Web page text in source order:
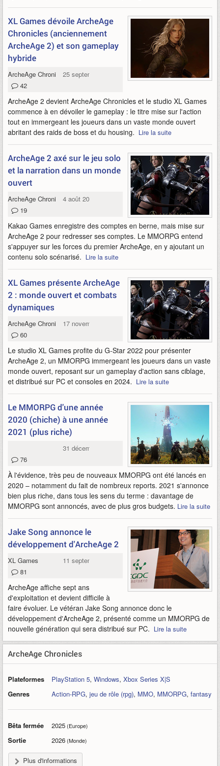
XL Games dévoile ArcheAge
Chronicles (anciennement
ArcheAge 2) et son gameplay
hybride
ArcheAge Chronicles25 septembre 2024
42
ArcheAge 2 devient ArcheAge Chronicles et le studio XL Games
commence à en dévoiler le gameplay : le titre mise sur l'action
tout en immergeant les joueurs dans un vaste monde ouvert
abritant des raids de boss et du housing. Lire la suite
ArcheAge 2 axé sur le jeu solo
et la narration dans un monde
ouvert
ArcheAge Chronicles4 août 2023
19
Kakao Games enregistre des comptes en berne, mais mise sur
ArcheAge 2 pour redresser ses comptes. Le MMORPG entend
s'appuyer sur les forces du premier ArcheAge, en y ajoutant un
contenu solo scénarisé. Lire la suite
XL Games présente ArcheAge
2 : monde ouvert et combats
dynamiques
ArcheAge Chronicles17 novembre 2022
60
Le studio XL Games profite du G-Star 2022 pour présenter
ArcheAge 2, un MMORPG immergeant les joueurs dans un vaste
monde ouvert, reposant sur un gameplay d'action sans ciblage,
et distribué sur PC et consoles en 2024. Lire la suite
Le MMORPG d'une année
2020 (chiche) à une année
2021 (plus riche)
31 décembre 2020
76
À l'évidence, très peu de nouveaux MMORPG ont été lancés en
2020 – notamment du fait de nombreux reports. 2021 s'annonce
bien plus riche, dans tous les sens du terme : davantage de
MMORPG sont annoncés, avec de plus gros budgets. Lire la suite
Jake Song annonce le
développement d'ArcheAge 2
XL Games
11 septembre 2020
81
ArcheAge affiche sept ans
d'exploitation et devient difficile à
faire évoluer. Le vétéran Jake Song annonce donc le
développement d'ArcheAge 2, présenté comme un MMORPG de
nouvelle génération qui sera distribué sur PC. Lire la suite
ArcheAge Chronicles
Plateformes PlayStation 5, Windows, Xbox Series X|S
Genres
Action-RPG, jeu de rôle (rpg), MMO, MMORPG, fantasy
Bêta fermée 2025(Europe)
Sortie 2026(Monde)
Plus d'informations